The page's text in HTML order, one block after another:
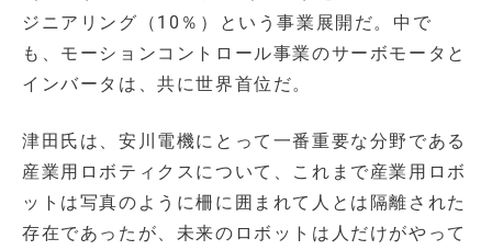
ジニアリング（10％）という事業展開だ。中で
も、モーションコントロール事業のサーボモータと
インバータは、共に世界首位だ。
津田氏は、安川電機にとって一番重要な分野である
産業用ロボティクスについて、これまで産業用ロボ
ットは写真のように柵に囲まれて人とは隔離された
存在であったが、未来のロボットは人だけがやって